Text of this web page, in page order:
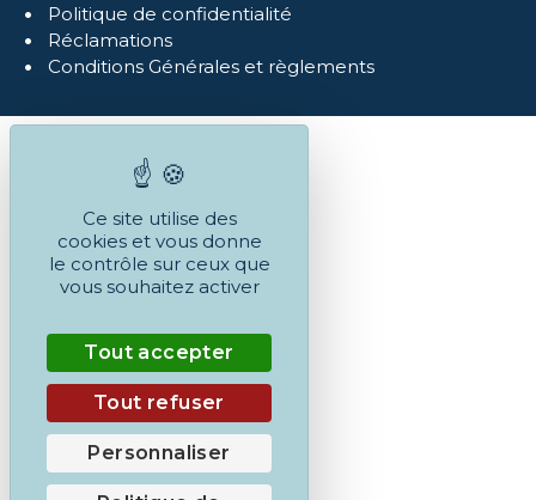
Politique de confidentialité
Réclamations
Conditions Générales et règlements
Ce site utilise des
cookies et vous donne
le contrôle sur ceux que
vous souhaitez activer
Tout accepter
Tout refuser
Personnaliser